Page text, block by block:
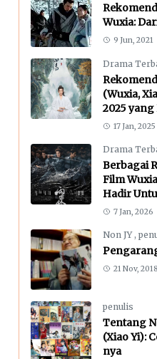
Wuxia:
9 Jun, 2021
Drama
(Wuxia,
2025
17 Jan, 2025
Drama
Berbagai
Film
Hadir
7 Jan, 2026
Non JY ,
21 Nov, 2018
penulis
Tentang
(Xiao Yi):
nya